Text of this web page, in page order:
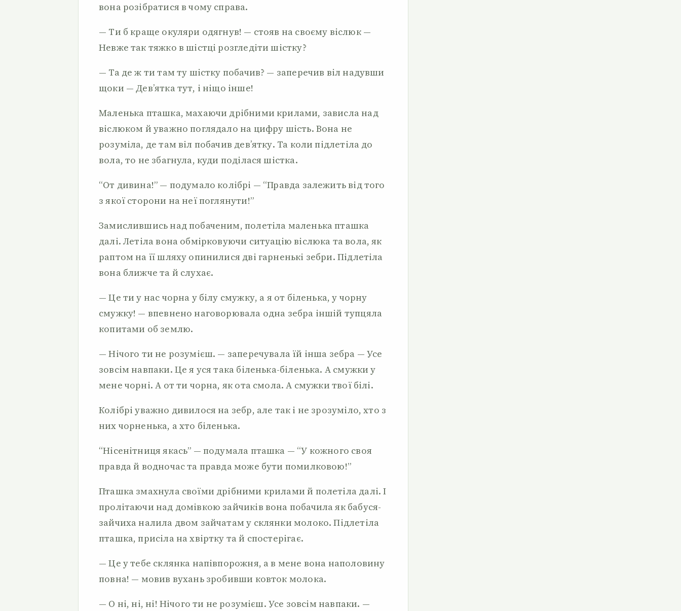
вона розібратися в чому справа.
— Ти б краще окуляри одягнув! — стояв на своєму віслюк —
Невже так тяжко в шістці розгледіти шістку?
— Та де ж ти там ту шістку побачив? — заперечив віл надувши
щоки — Дев’ятка тут, і ніщо інше!
Маленька пташка, махаючи дрібними крилами, зависла над
віслюком й уважно поглядало на цифру шість. Вона не
розуміла, де там віл побачив дев’ятку. Та коли підлетіла до
вола, то не збагнула, куди поділася шістка.
“От дивина!” — подумало колібрі — “Правда залежить від того
з якої сторони на неї поглянути!”
Замислившись над побаченим, полетіла маленька пташка
далі. Летіла вона обмірковуючи ситуацію віслюка та вола, як
раптом на її шляху опинилися дві гарненькі зебри. Підлетіла
вона ближче та й слухає.
— Це ти у нас чорна у білу смужку, а я от біленька, у чорну
смужку! — впевнено наговорювала одна зебра іншій тупцяла
копитами об землю.
— Нічого ти не розумієш. — заперечувала їй інша зебра — Усе
зовсім навпаки. Це я уся така біленька-біленька. А смужки у
мене чорні. А от ти чорна, як ота смола. А смужки твої білі.
Колібрі уважно дивилося на зебр, але так і не зрозуміло, хто з
них чорненька, а хто біленька.
“Нісенітниця якась” — подумала пташка — “У кожного своя
правда й водночас та правда може бути помилковою!”
Пташка змахнула своїми дрібними крилами й полетіла далі. І
пролітаючи над домівкою зайчиків вона побачила як бабуся-
зайчиха налила двом зайчатам у склянки молоко. Підлетіла
пташка, присіла на хвіртку та й спостерігає.
— Це у тебе склянка напівпорожня, а в мене вона наполовину
повна! — мовив вухань зробивши ковток молока.
— О ні, ні, ні! Нічого ти не розумієш. Усе зовсім навпаки. —